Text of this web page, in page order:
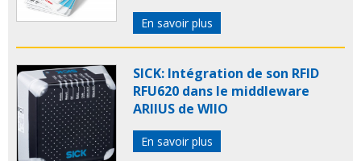
En savoir plus
SICK: Intégration de son RFID
RFU620 dans le middleware
ARIIUS de WIIO
En savoir plus